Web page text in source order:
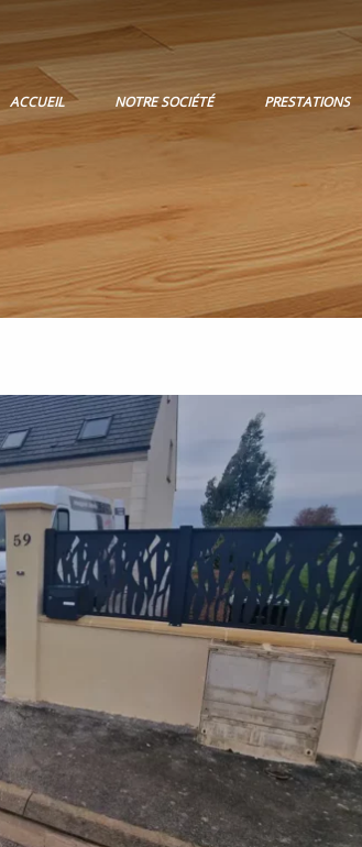
ACCUEIL NOTRE SOCIÉTÉ PRESTATIONS